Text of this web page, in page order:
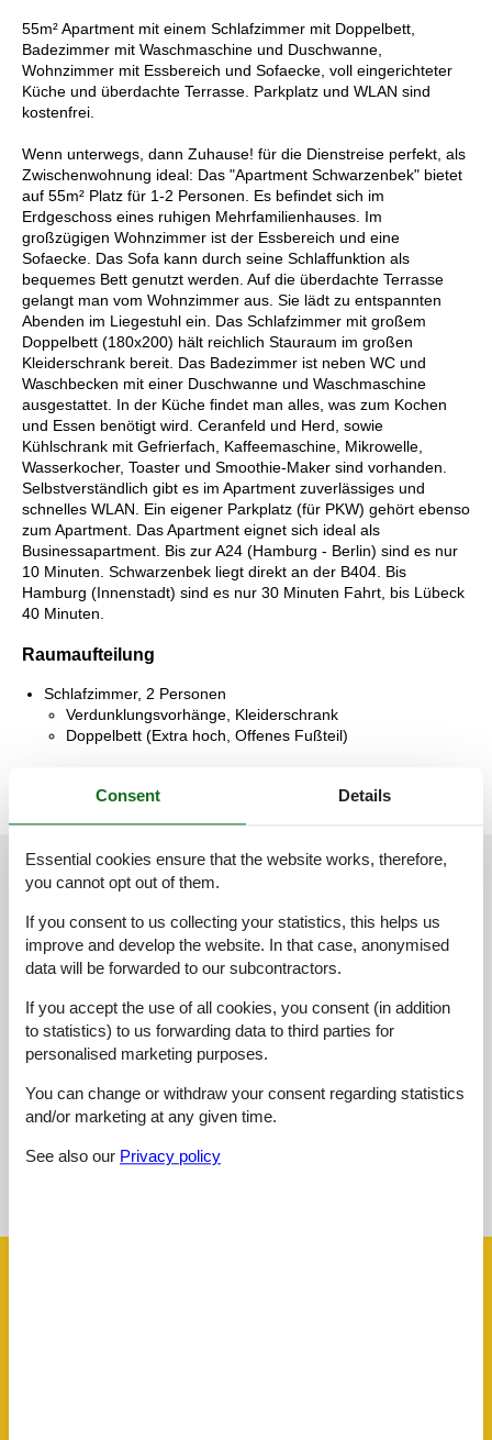
55m² Apartment mit einem Schlafzimmer mit Doppelbett,
Badezimmer mit Waschmaschine und Duschwanne,
Wohnzimmer mit Essbereich und Sofaecke, voll eingerichteter
Küche und überdachte Terrasse. Parkplatz und WLAN sind
kostenfrei.
Wenn unterwegs, dann Zuhause! für die Dienstreise perfekt, als
Zwischenwohnung ideal: Das "Apartment Schwarzenbek" bietet
auf 55m² Platz für 1-2 Personen. Es befindet sich im
Erdgeschoss eines ruhigen Mehrfamilienhauses. Im
großzügigen Wohnzimmer ist der Essbereich und eine
Sofaecke. Das Sofa kann durch seine Schlaffunktion als
bequemes Bett genutzt werden. Auf die überdachte Terrasse
gelangt man vom Wohnzimmer aus. Sie lädt zu entspannten
Abenden im Liegestuhl ein. Das Schlafzimmer mit großem
Doppelbett (180x200) hält reichlich Stauraum im großen
Kleiderschrank bereit. Das Badezimmer ist neben WC und
Waschbecken mit einer Duschwanne und Waschmaschine
ausgestattet. In der Küche findet man alles, was zum Kochen
und Essen benötigt wird. Ceranfeld und Herd, sowie
Kühlschrank mit Gefrierfach, Kaffeemaschine, Mikrowelle,
Wasserkocher, Toaster und Smoothie-Maker sind vorhanden.
Selbstverständlich gibt es im Apartment zuverlässiges und
schnelles WLAN. Ein eigener Parkplatz (für PKW) gehört ebenso
zum Apartment. Das Apartment eignet sich ideal als
Businessapartment. Bis zur A24 (Hamburg - Berlin) sind es nur
10 Minuten. Schwarzenbek liegt direkt an der B404. Bis
Hamburg (Innenstadt) sind es nur 30 Minuten Fahrt, bis Lübeck
40 Minuten.
Raumaufteilung
Schlafzimmer, 2 Personen
Verdunklungsvorhänge, Kleiderschrank
Doppelbett (Extra hoch, Offenes Fußteil)
External reviews Our guest reviewsExternal reviews
5,0
1 external review
5,0
See nearby objects
Consent Details
Essential cookies ensure that the website works, therefore,
you cannot opt out of them.
If you consent to us collecting your statistics, this helps us
improve and develop the website. In that case, anonymised
data will be forwarded to our subcontractors.
If you accept the use of all cookies, you consent (in addition
to statistics) to us forwarding data to third parties for
personalised marketing purposes.
You can change or withdraw your consent regarding statistics
and/or marketing at any given time.
See also our Privacy policy